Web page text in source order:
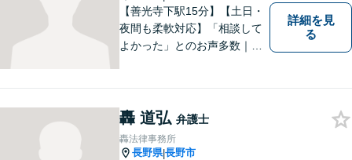
ています。
【善光寺下駅15分】【土日・
夜間も柔軟対応】「相談して
よかった」とのお声多数｜交
どんな小さなお悩みでも、ま
ずはお気軽にご相談くださ
い。【完全個室で相談】
詳細を見
る
轟 道弘 弁護士
轟法律事務所
長野県|長野市